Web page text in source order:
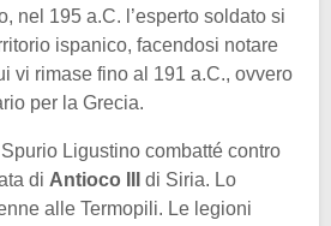
nel 195 a.C. l’esperto soldato si
ispanico, facendosi notare
vi rimase fino al 191 a.C., ovvero
per la Grecia.
Ligustino combatté contro
di Antioco III
di Siria. Lo
alle Termopili. Le legioni